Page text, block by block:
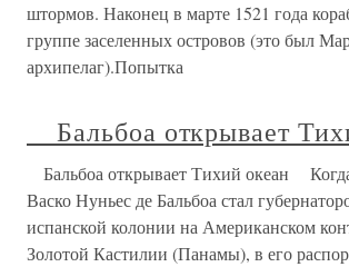
штормов. Наконец в марте 1521 года
группе заселенных островов (это был
архипелаг).Попытка
Бальбоа открывает
Бальбоа открывает Тихий океан
Васко Нуньес де Бальбоа стал
испанской колонии на Американском
Золотой Кастилии (Панамы), в его